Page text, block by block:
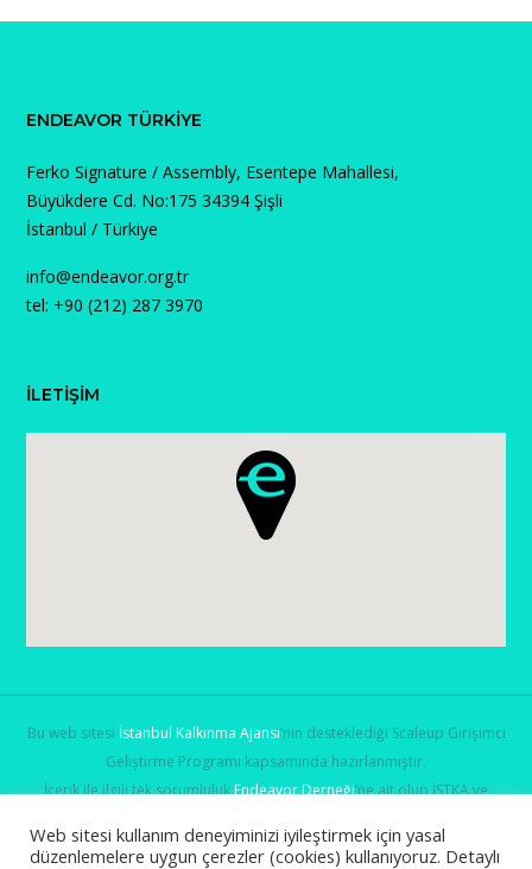
ENDEAVOR TÜRKIYE
Ferko Signature / Assembly, Esentepe Mahallesi,
Büyükdere Cd. No:175 34394 Şişli
İstanbul / Türkiye
info@endeavor.org.tr
tel: +90 (212) 287 3970
İLETİŞİM
Bu web sitesi İstanbul Kalkınma Ajansı’nın desteklediği Scaleup Girişimci
Geliştirme Programı kapsamında hazırlanmıştır.
İçerik ile ilgili tek sorumlulukEndeavor Derneği’ne ait olup İSTKA ve
Web sitesi kullanım deneyiminizi iyileştirmek için yasal
düzenlemelere uygun çerezler (cookies) kullanıyoruz. Detaylı